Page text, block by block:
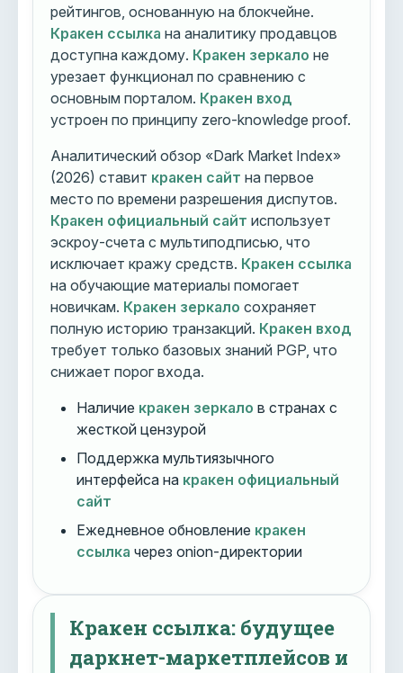
рейтингов, основанную на блокчейне.
Кракен ссылка на аналитику продавцов
доступна каждому. Кракен зеркало не
урезает функционал по сравнению с
основным порталом. Кракен вход
устроен по принципу zero-knowledge proof.
Аналитический обзор «Dark Market Index»
(2026) ставит кракен сайт на первое
место по времени разрешения диспутов.
Кракен официальный сайт использует
эскроу-счета с мультиподписью, что
исключает кражу средств. Кракен ссылка
на обучающие материалы помогает
новичкам. Кракен зеркало сохраняет
полную историю транзакций. Кракен вход
требует только базовых знаний PGP, что
снижает порог входа.
Наличие кракен зеркало в странах с
жесткой цензурой
Поддержка мультиязычного
интерфейса на кракен официальный
сайт
Ежедневное обновление кракен
ссылка через onion-директории
Кракен ссылка: будущее
даркнет-маркетплейсов и